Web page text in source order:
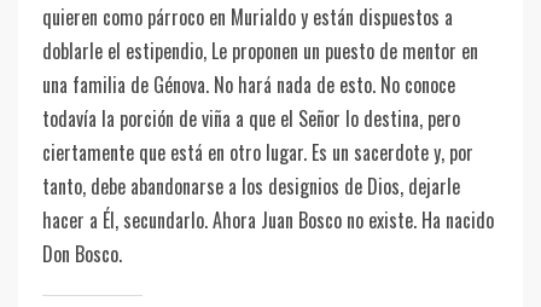
quieren como párroco en Murialdo y están dispuestos a
doblarle el estipendio, Le proponen un puesto de mentor en
una familia de Génova. No hará nada de esto. No conoce
todavía la porción de viña a que el Señor lo destina, pero
ciertamente que está en otro lugar. Es un sacerdote y, por
tanto, debe abandonarse a los designios de Dios, dejarle
hacer a Él, secundarlo. Ahora Juan Bosco no existe. Ha nacido
Don Bosco.